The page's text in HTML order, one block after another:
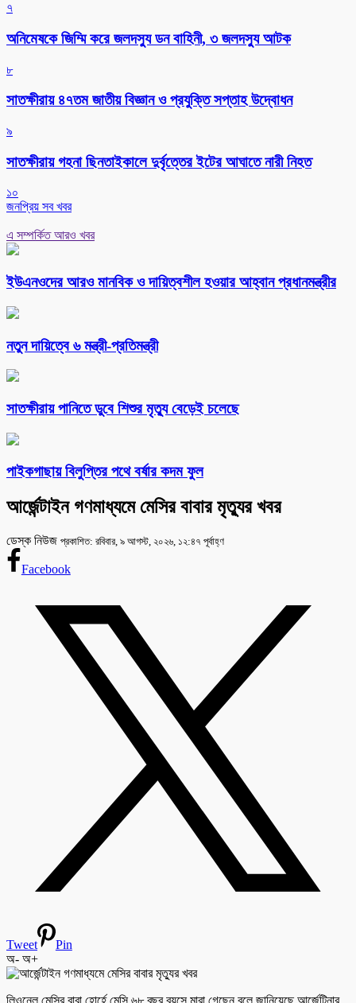
৭
অনিমেষকে জিম্মি করে জলদস্যু ডন বাহিনী, ৩ জলদস্যু আটক
৮
সাতক্ষীরায় ৪৭তম জাতীয় বিজ্ঞান ও প্রযুক্তি সপ্তাহ উদ্বোধন
৯
সাতক্ষীরায় গহনা ছিনতাইকালে দুর্বৃত্তের ইটের আঘাতে নারী নিহত
১০
জনপ্রিয় সব খবর
এ সম্পর্কিত আরও খবর
ইউএনওদের আরও মানবিক ও দায়িত্বশীল হওয়ার আহ্বান প্রধানমন্ত্রীর
নতুন দায়িত্বে ৬ মন্ত্রী-প্রতিমন্ত্রী
সাতক্ষীরায় পানিতে ডুবে শিশুর মৃত্যু বেড়েই চলেছে
পাইকগাছায় বিলুপ্তির পথে বর্ষার কদম ফুল
আর্জেন্টাইন গণমাধ্যমে মেসির বাবার মৃত্যুর খবর
ডেস্ক নিউজ প্রকাশিত: রবিবার, ৯ আগস্ট, ২০২৬, ১২:৪৭ পূর্বাহ্ণ
Facebook
Tweet
Pin
অ- অ+